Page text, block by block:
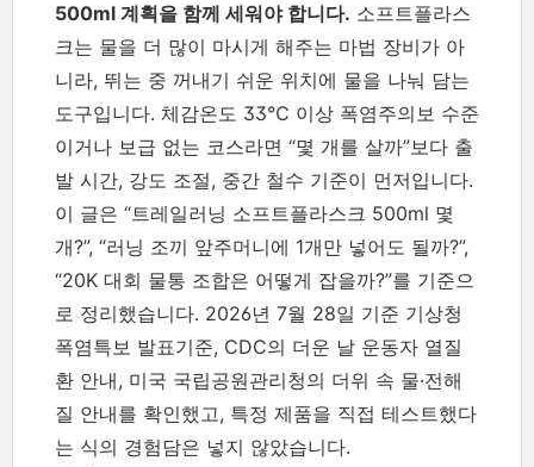
500ml 계획을 함께 세워야 합니다. 소프트플라스
크는 물을 더 많이 마시게 해주는 마법 장비가 아
니라, 뛰는 중 꺼내기 쉬운 위치에 물을 나눠 담는
도구입니다. 체감온도 33℃ 이상 폭염주의보 수준
이거나 보급 없는 코스라면 “몇 개를 살까”보다 출
발 시간, 강도 조절, 중간 철수 기준이 먼저입니다.
이 글은 “트레일러닝 소프트플라스크 500ml 몇
개?”, “러닝 조끼 앞주머니에 1개만 넣어도 될까?”,
“20K 대회 물통 조합은 어떻게 잡을까?”를 기준으
로 정리했습니다. 2026년 7월 28일 기준 기상청
폭염특보 발표기준, CDC의 더운 날 운동자 열질
환 안내, 미국 국립공원관리청의 더위 속 물·전해
질 안내를 확인했고, 특정 제품을 직접 테스트했다
는 식의 경험담은 넣지 않았습니다.